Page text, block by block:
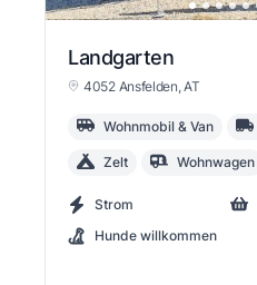
Landgarten
4052 Ansfelden, AT
Wohnmobil & Van
Zelt Wohnwagen
Strom
Hunde willkommen